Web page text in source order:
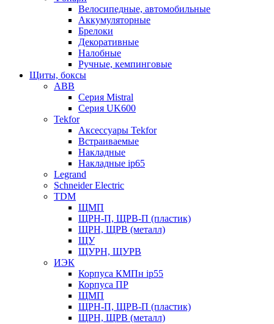
Велосипедные, автомобильные
Аккумуляторные
Брелоки
Декоративные
Налобные
Ручные, кемпинговые
Щиты, боксы
ABB
Серия Mistral
Серия UK600
Tekfor
Аксессуары Tekfor
Встраиваемые
Накладные
Накладные ip65
Legrand
Schneider Electric
TDM
ЩМП
ЩРН-П, ЩРВ-П (пластик)
ЩРН, ЩРВ (металл)
ЩУ
ЩУРН, ЩУРВ
ИЭК
Корпуса КМПн ip55
Корпуса ПР
ЩМП
ЩРН-П, ЩРВ-П (пластик)
ЩРН, ЩРВ (металл)